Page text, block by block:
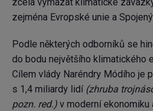
zejména Evropské unie a
Podle některých odborníků se
do bodu největšího klimatického
Cílem vlády Naréndry Módího je
s 1,4 miliardy lidí (zhruba
pozn. red.) v moderní ekonomiku